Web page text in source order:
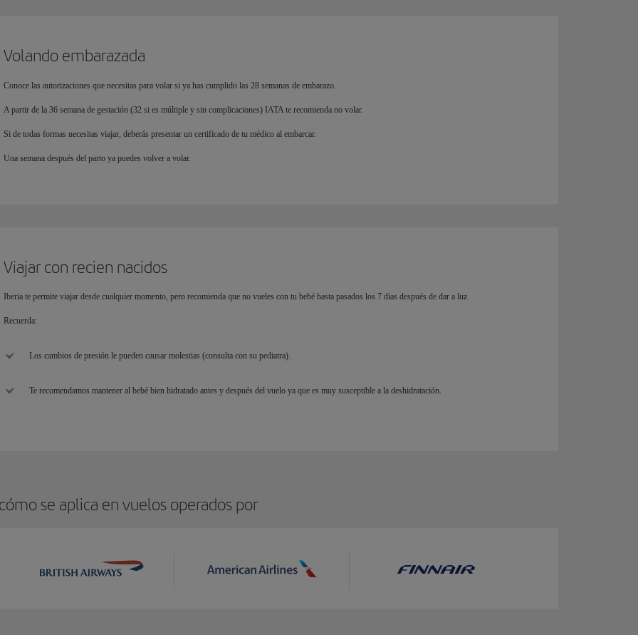
Volando embarazada
Conoce las autorizaciones que necesitas para volar si ya has cumplido las 28 semanas de embarazo.
A partir de la 36 semana de gestación (32 si es múltiple y sin complicaciones) IATA te recomienda no volar.
Si de todas formas necesitas viajar, deberás presentar un certificado de tu médico al embarcar.
Una semana después del parto ya puedes volver a volar.
Viajar con recien nacidos
Iberia te permite viajar desde cualquier momento, pero recomienda que no vueles con tu bebé hasta pasados los 7 días después de dar a luz.
Recuerda:
Los cambios de presión le pueden causar molestias (consulta con su pediatra).
Te recomendamos mantener al bebé bien hidratado antes y después del vuelo ya que es muy susceptible a la deshidratación.
se aplica en vuelos operados por